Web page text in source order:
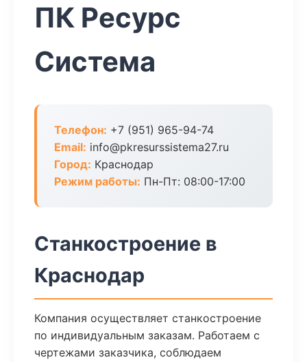
ПК Ресурс
Система
Телефон: +7 (951) 965-94-74
Email: info@pkresurssistema27.ru
Город: Краснодар
Режим работы: Пн-Пт: 08:00-17:00
Станкостроение в
Краснодар
Компания осуществляет станкостроение
по индивидуальным заказам. Работаем с
чертежами заказчика, соблюдаем